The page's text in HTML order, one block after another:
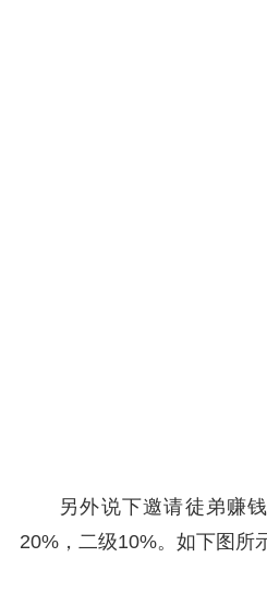
另外说下邀请徒弟赚
20%，二级10%。如下图所